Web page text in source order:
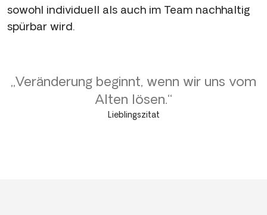
sowohl individuell als auch im Team nachhaltig
spürbar wird.
„Veränderung beginnt, wenn wir uns vom
Alten lösen.“
Lieblingszitat